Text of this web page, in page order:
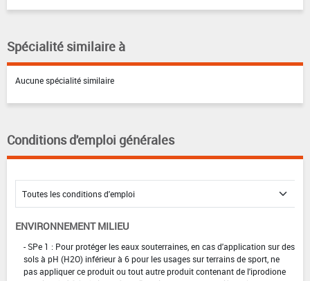
Spécialité similaire à
Aucune spécialité similaire
Conditions d'emploi générales
ENVIRONNEMENT MILIEU
- SPe 1 : Pour protéger les eaux souterraines, en cas d'application sur des
sols à pH (H2O) inférieur à 6 pour les usages sur terrains de sport, ne
pas appliquer ce produit ou tout autre produit contenant de l'iprodione